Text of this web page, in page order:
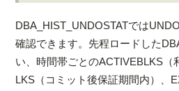
DBA_HIST_UNDOSTATでは
確認できます。先程ロードした
い、時間帯ごとのACTIVEBLKS（
LKS（コミット後保証期間内）、